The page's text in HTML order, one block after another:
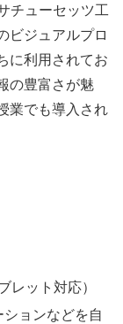
チューセッツ工
ビジュアルプロ
に利用されてお
の豊富さが魅
業でも導入され
レット対応）
ョンなどを自